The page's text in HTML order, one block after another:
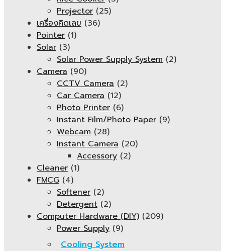
Projector (25)
เครื่องคิดเลข (36)
Pointer (1)
Solar (3)
Solar Power Supply System (2)
Camera (90)
CCTV Camera (2)
Car Camera (12)
Photo Printer (6)
Instant Film/Photo Paper (9)
Webcam (28)
Instant Camera (20)
Accessory (2)
Cleaner (1)
FMCG (4)
Softener (2)
Detergent (2)
Computer Hardware (DIY) (209)
Power Supply (9)
Cooling System